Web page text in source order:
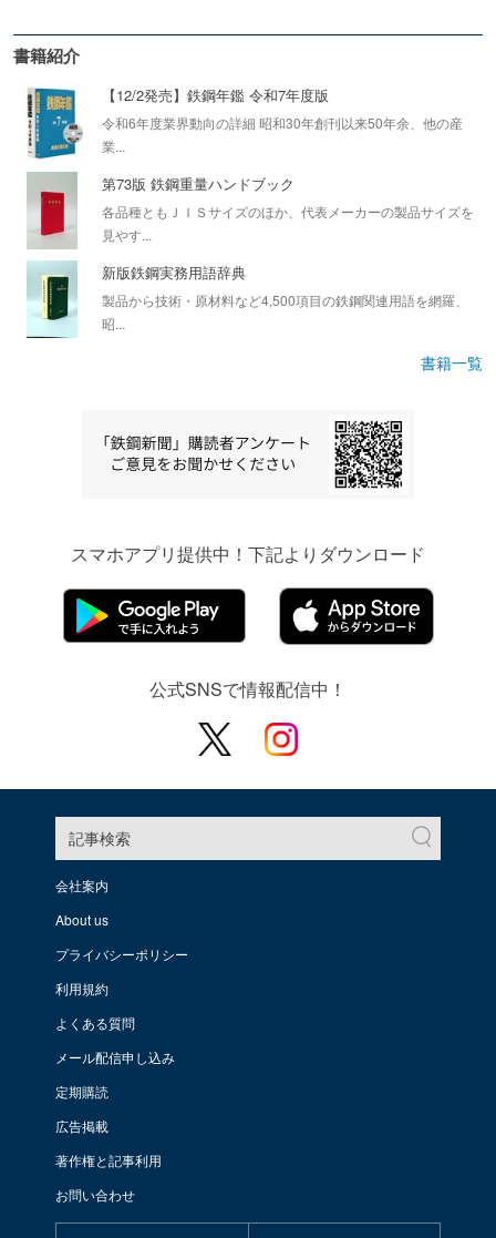
書籍紹介
【12/2発売】鉄鋼年鑑 令和7年度版
令和6年度業界動向の詳細 昭和30年創刊以来50年余、他の産
業...
第73版 鉄鋼重量ハンドブック
各品種ともＪＩＳサイズのほか、代表メーカーの製品サイズを
見やす...
新版鉄鋼実務用語辞典
製品から技術・原材料など4,500項目の鉄鋼関連用語を網羅、
昭...
書籍一覧
スマホアプリ提供中！下記よりダウンロード
公式SNSで情報配信中！
記事検索
会社案内
About us
プライバシーポリシー
利用規約
よくある質問
メール配信申し込み
定期購読
広告掲載
著作権と記事利用
お問い合わせ